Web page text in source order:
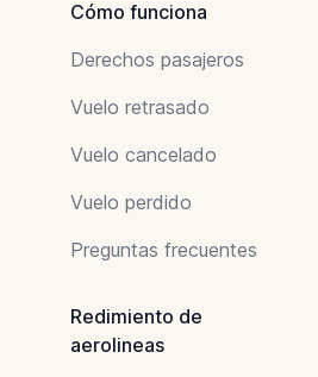
Cómo funciona
Derechos pasajeros
Vuelo retrasado
Vuelo cancelado
Vuelo perdido
Preguntas frecuentes
Redimiento de
aerolineas